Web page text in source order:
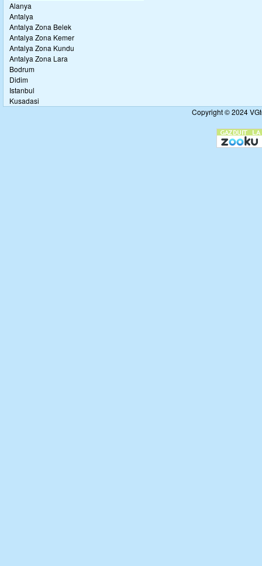
Alanya
Antalya
Antalya Zona Belek
Antalya Zona Kemer
Antalya Zona Kundu
Antalya Zona Lara
Bodrum
Didim
Istanbul
Kusadasi
Copyright © 2024